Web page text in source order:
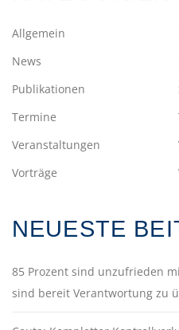
Allgemein
News
Publikationen
Termine
Veranstaltungen
Vorträge
NEUESTE
85 Prozent sind unzufrieden
sind bereit Verantwortung zu